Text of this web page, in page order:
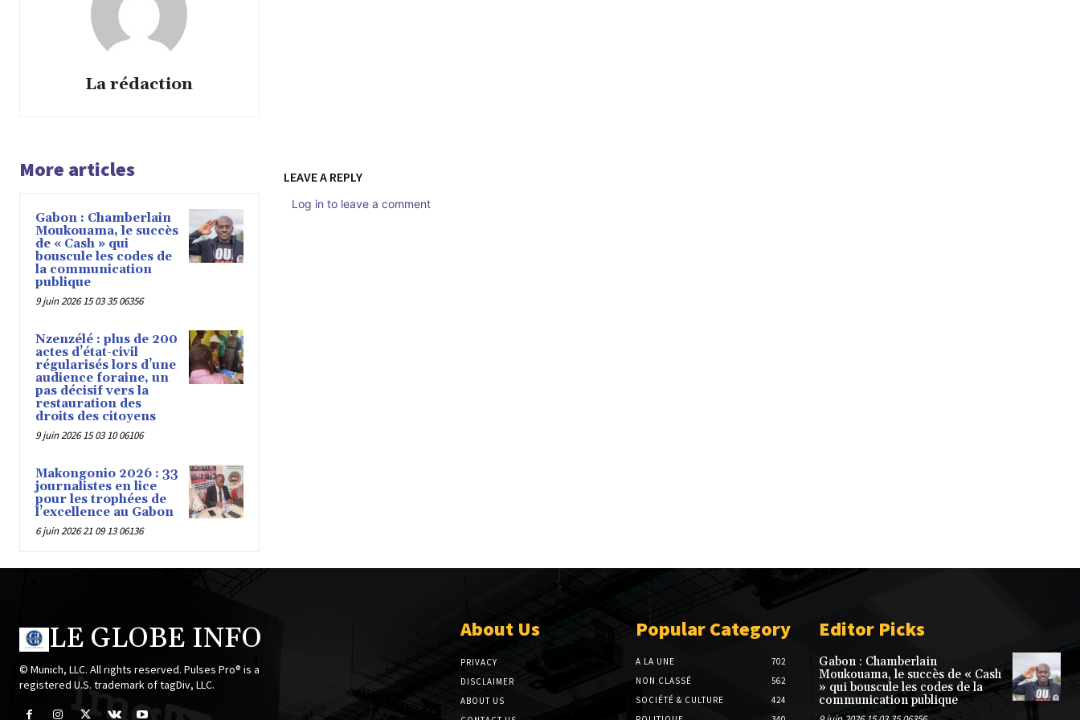
La rédaction
More articles
Gabon : Chamberlain
Moukouama, le succès
de « Cash » qui
bouscule les codes de
la communication
publique
9 juin 2026 15 03 35 06356
Nzenzélé : plus de 200
actes d’état-civil
régularisés lors d’une
audience foraine, un
pas décisif vers la
restauration des
droits des citoyens
9 juin 2026 15 03 10 06106
Makongonio 2026 : 33
journalistes en lice
pour les trophées de
l’excellence au Gabon
6 juin 2026 21 09 13 06136
LEAVE A REPLY
Log in to leave a comment
LE GLOBE INFO
© Munich, LLC. All rights reserved. Pulses Pro® is a
registered U.S. trademark of tagDiv, LLC.
About Us
PRIVACY
DISCLAIMER
ABOUT US
Popular Category
A LA UNE
702
NON CLASSÉ
562
SOCIÉTÉ & CULTURE
424
Editor Picks
Gabon : Chamberlain
Moukouama, le succès de « Cash
» qui bouscule les codes de la
communication publique